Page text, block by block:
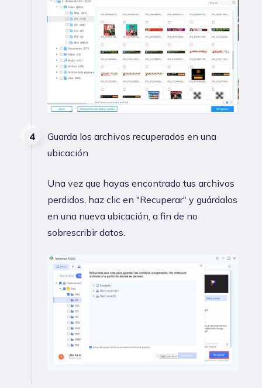
Guarda los archivos recuperados en una
ubicación
Una vez que hayas encontrado tus archivos
perdidos, haz clic en "Recuperar" y guárdalos
en una nueva ubicación, a fin de no
sobrescribir datos.